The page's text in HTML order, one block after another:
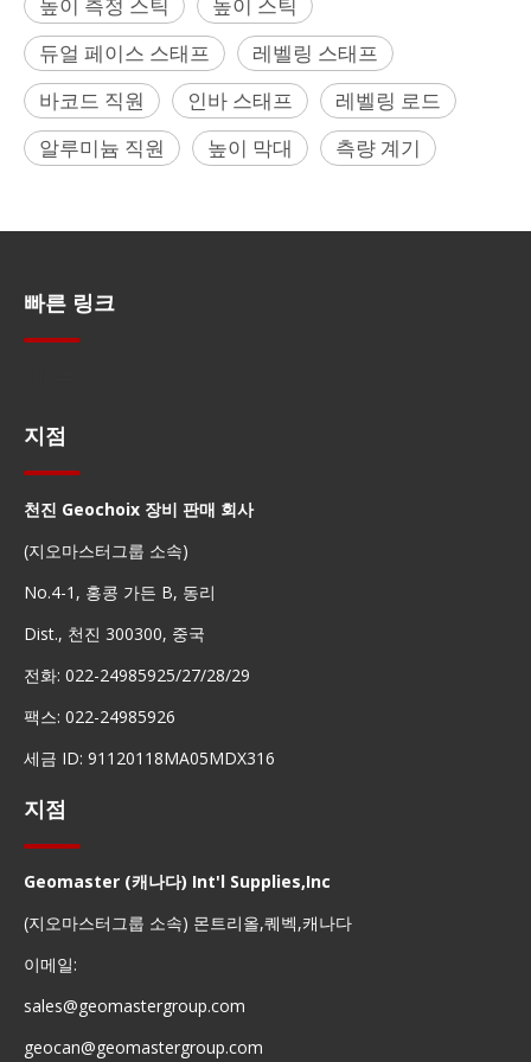
듀얼 페이스 스태프
레벨링 스태프
바코드 직원
인바 스태프
레벨링 로드
알루미늄 직원
높이 막대 측량 계기
빠른 링크
지점
천진 Geochoix 장비 판매 회사
(지오마스터그룹 소속)
No.4-1, 홍콩 가든 B, 동리
Dist., 천진 300300, 중국
전화: 022-24985925/27/28/29
팩스: 022-24985926
세금 ID: 91120118MA05MDX316
지점
Geomaster (캐나다) Int'l Supplies,Inc
(지오마스터그룹 소속) 몬트리올,퀘벡,캐나다
이메일:
sales@geomastergroup.com
geocan@geomastergroup.com